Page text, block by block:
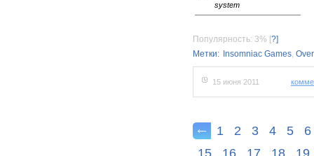
system
Популярность: 3% [?]
Метки: Insomniac Games,
15 июня 2011
1 2 3 4 5
6
15
16 17 18
19